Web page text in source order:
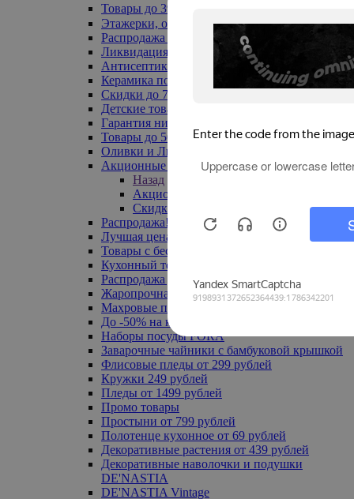
Товары до 399₽
Этажерки, обувницы
Распродажа текстиля до -50%
Ликвидация до -70%
Антисептики
Керамика по 129 руб
Скидки до 70%
Детские товары
Гарантия низкой цены
Товары до 500 руб
Оливки и Лимоны
Акционные товары
Назад
Акционные товары
Скидка 20% по промокоду
Распродажа! Ульяновск до -70%
Лучшая цена
Товары с бесплатной доставкой
Кухонный текстиль
Распродажа до -50%
Жаропрочная посуда
Махровые полотенца
До -50% на ковры
Наборы посуды FORA
Заварочные чайники с бамбуковой крышкой
Флисовые пледы от 299 рублей
Кружки 249 рублей
Пледы от 1499 рублей
Промо товары
Простыни от 799 рублей
Полотенце кухонное от 69 рублей
Декоративные растения от 439 рублей
Декоративные наволочки и подушки
DE'NASTIA
DE'NASTIA Vintage